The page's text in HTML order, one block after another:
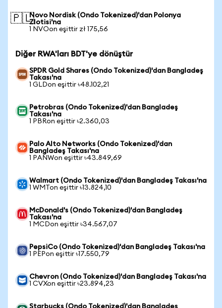
🇵🇱Novo Nordisk (Ondo Tokenized)'dan Polonya
Zlotisi'na
1 NVOon eşittir zł 175,56
Diğer RWA'ları BDT'ye dönüştür
SPDR Gold Shares (Ondo Tokenized)'dan Bangladeş
Takası'na
1 GLDon eşittir ৳48.102,21
Petrobras (Ondo Tokenized)'dan Bangladeş
Takası'na
1 PBRon eşittir ৳2.360,03
Palo Alto Networks (Ondo Tokenized)'dan
Bangladeş Takası'na
1 PANWon eşittir ৳43.849,69
Walmart (Ondo Tokenized)'dan Bangladeş Takası'na
1 WMTon eşittir ৳13.824,10
McDonald's (Ondo Tokenized)'dan Bangladeş
Takası'na
1 MCDon eşittir ৳34.567,07
PepsiCo (Ondo Tokenized)'dan Bangladeş Takası'na
1 PEPon eşittir ৳17.550,79
Chevron (Ondo Tokenized)'dan Bangladeş Takası'na
1 CVXon eşittir ৳23.894,23
Starbucks (Ondo Tokenized)'dan Bangladeş